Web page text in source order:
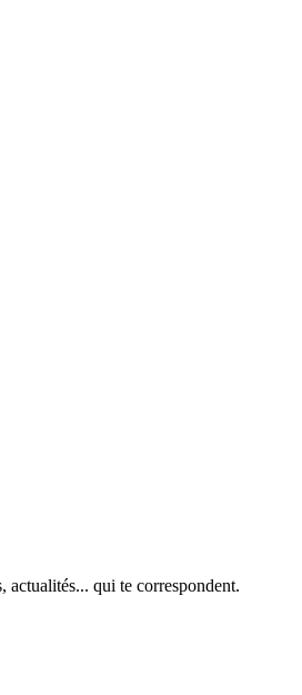
actualités... qui te correspondent.